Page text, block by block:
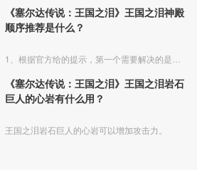
《塞尔达传说：王国之泪》王国之泪神殿
顺序推荐是什么？
1、根据官方给的提示，第一个需要解决的是风神殿，位置在西北方海布拉地区的利特村，这个在接任务的时候，NPC会引导玩家先去利特村也就是解决风神殿，跟着她们说的走就可以。
《塞尔达传说：王国之泪》王国之泪岩石
巨人的心岩有什么用？
王国之泪岩石巨人的心岩可以增加攻击力。